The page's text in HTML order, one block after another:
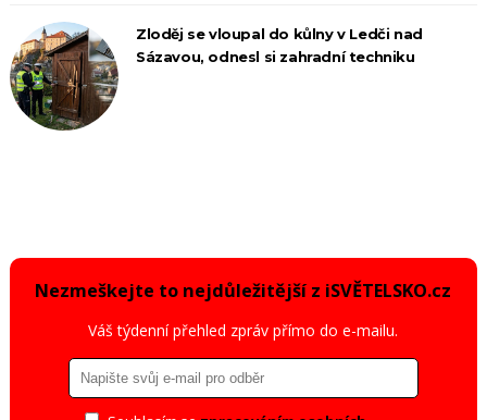
Zloděj se vloupal do kůlny v Ledči nad
Sázavou, odnesl si zahradní techniku
Nezmeškejte to nejdůležitější z iSVĚTELSKO.cz
Váš týdenní přehled zpráv přímo do e-mailu.